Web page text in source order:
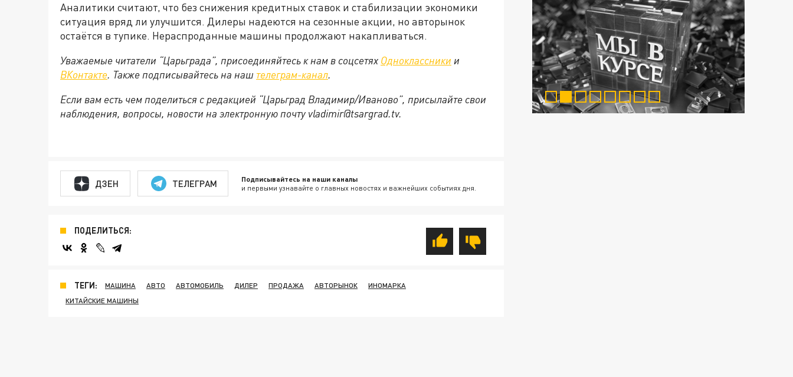
Аналитики считают, что без снижения кредитных ставок и стабилизации экономики
ситуация вряд ли улучшится. Дилеры надеются на сезонные акции, но авторынок
остаётся в тупике. Нераспроданные машины продолжают накапливаться.
Уважаемые читатели “Царьграда”, присоединяйтесь к нам в соцсетях Одноклассники и
ВКонтакте. Также подписывайтесь на наш телеграм-канал.
Если вам есть чем поделиться с редакцией “Царьград Владимир/Иваново”, присылайте свои
наблюдения, вопросы, новости на электронную почту vladimir@tsargrad.tv.
ДЗЕН ТЕЛЕГРАМ Подписывайтесь на наши каналы
и первыми узнавайте о главных новостях и важнейших событиях дня.
ПОДЕЛИТЬСЯ:
ТЕГИ: МАШИНА АВТО АВТОМОБИЛЬ ДИЛЕР ПРОДАЖА АВТОРЫНОК
ИНОМАРКА
КИТАЙСКИЕ МАШИНЫ